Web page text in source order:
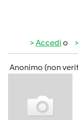
Accedi o
Anonimo (non